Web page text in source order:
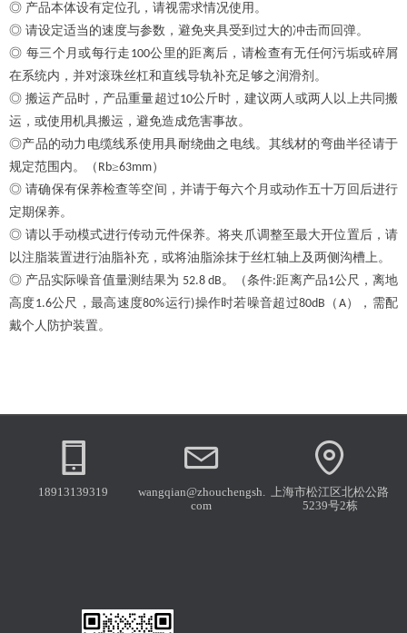
◎ 产品本体设有定位孔，请视需求情况使用。
◎ 请设定适当的速度与参数，避免夹具受到过大的冲击而回弹。
◎ 每三个月或每行走 100公里的距离后，请检查有无任何污垢或碎屑
在系统内，并对滚珠丝杠和直线导轨补充足够之润滑剂。
◎ 搬运产品时，产品重量超过10公斤时，建议两人或两人以上共同搬
运，或使用机具搬运，避免造成危害事故。
◎产品的动力电缆线系使用具耐绕曲之电线。其线材的弯曲半径请于
规定范围内。（ Rb≥63mm）
◎ 请确保有保养检查等空间，并请于每六个月或动作五十万回后进行
定期保养。
◎ 请以手动模式进行传动元件保养。将夹爪调整至最大开位置后，请
以注脂装置进行油脂补充，或将油脂涂抹于丝杠轴上及两侧沟槽上。
◎ 产品实际噪音值量测结果为 52.8 dB。（条件:距离产品1公尺，离地
高度1.6公尺，最高速度80%运行)操作时若噪音超过80dB （ A），需配
戴个人防护装置。
18913139319
wangqian@zhouchengsh.
com
上海市松江区北松公路
5239号2栋